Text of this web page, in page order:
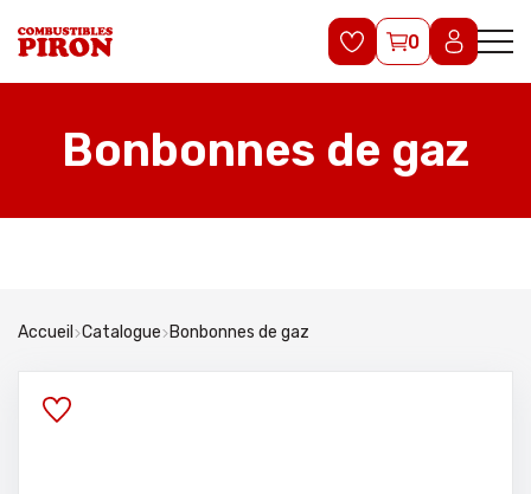
0
Bonbonnes de gaz
Accueil Catalogue Bonbonnes de gaz